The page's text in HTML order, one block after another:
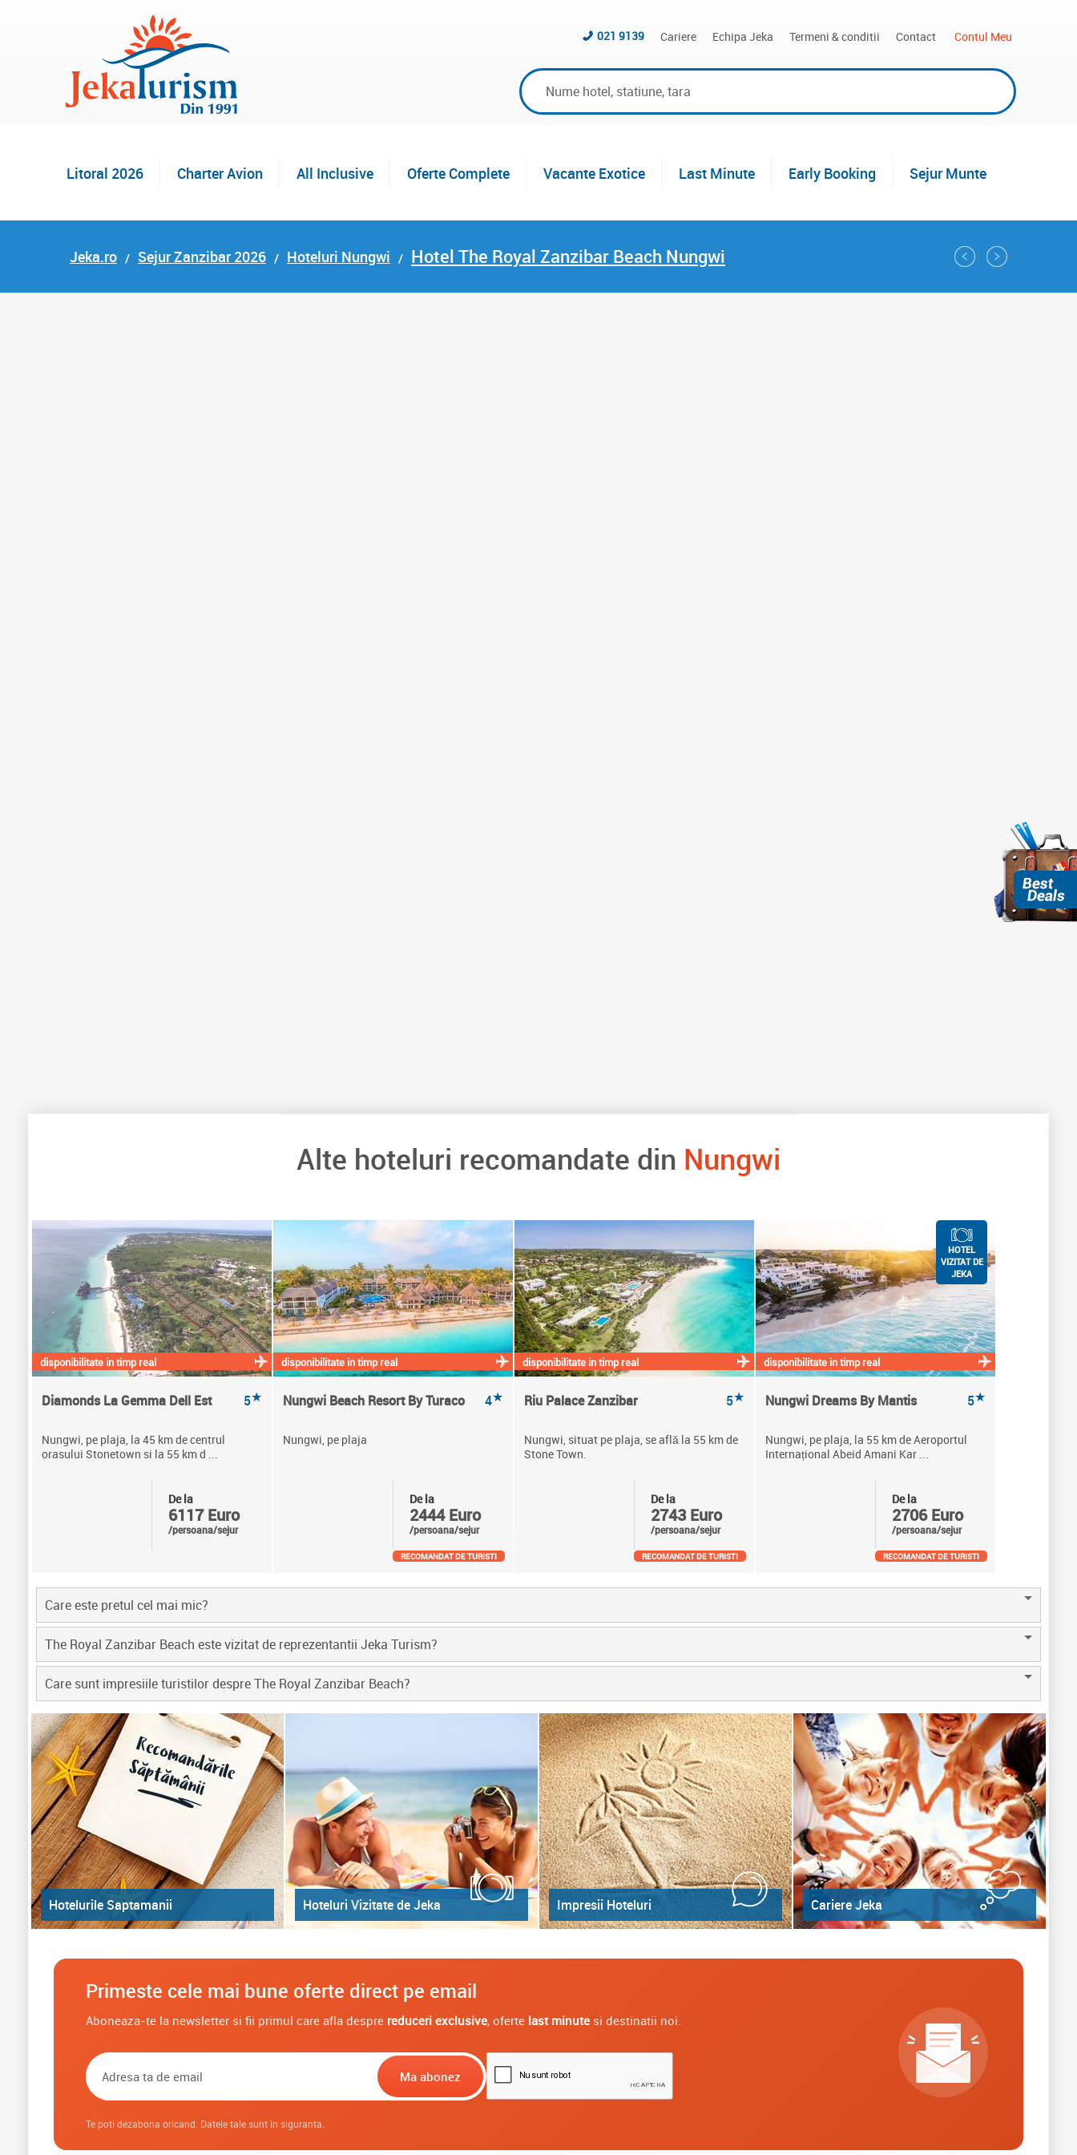
Cariere Echipa Jeka Termeni & conditii Contact Contul Meu
021 9139
Litoral 2026 Charter Avion All Inclusive Oferte Complete Vacante Exotice Last Minute Early Booking Sejur Munte
Jeka.ro Sejur Zanzibar 2026 Hoteluri Nungwi Hotel The Royal Zanzibar Beach Nungwi
Alte hoteluri recomandate din Nungwi
disponibilitate in timp real
Diamonds La Gemma Dell Est 5★
Nungwi, pe plaja, la 45 km de centrul
orasului Stonetown si la 55 km d ...
De la
6117 Euro
/persoana/sejur
disponibilitate in timp real
Nungwi Beach Resort By Turaco 4★
Nungwi, pe plaja
De la
2444 Euro
/persoana/sejur
RECOMANDAT DE TURISTI
disponibilitate in timp real
Riu Palace Zanzibar 5★
Nungwi, situat pe plaja, se află la 55 km de
Stone Town.
De la
2743 Euro
/persoana/sejur
RECOMANDAT DE TURISTI
disponibilitate in timp real
Nungwi Dreams By Mantis 5★
Nungwi, pe plaja, la 55 km de Aeroportul
Internațional Abeid Amani Kar ...
De la
2706 Euro
/persoana/sejur
HOTEL
VIZITAT DE
JEKA
RECOMANDAT DE TURISTI
Care este pretul cel mai mic?
The Royal Zanzibar Beach este vizitat de reprezentantii Jeka Turism?
Care sunt impresiile turistilor despre The Royal Zanzibar Beach?
Hotelurile Saptamanii Hoteluri Vizitate de Jeka Impresii Hoteluri Cariere Jeka
Primeste cele mai bune oferte direct pe email
Aboneaza-te la newsletter si fii primul care afla despre reduceri exclusive, oferte last minutesi destinatii noi.
Te poti dezabona oricand. Datele tale sunt in siguranta.